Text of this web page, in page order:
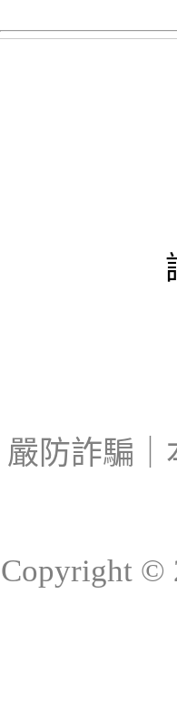
嚴防詐騙
Copyright ©